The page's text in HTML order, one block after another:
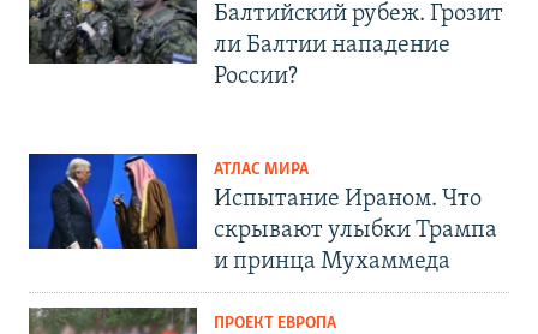
Балтийский рубеж. Грозит
ли Балтии нападение
России?
АТЛАС МИРА
Испытание Ираном. Что
скрывают улыбки Трампа
и принца Мухаммеда
ПРОЕКТ ЕВРОПА